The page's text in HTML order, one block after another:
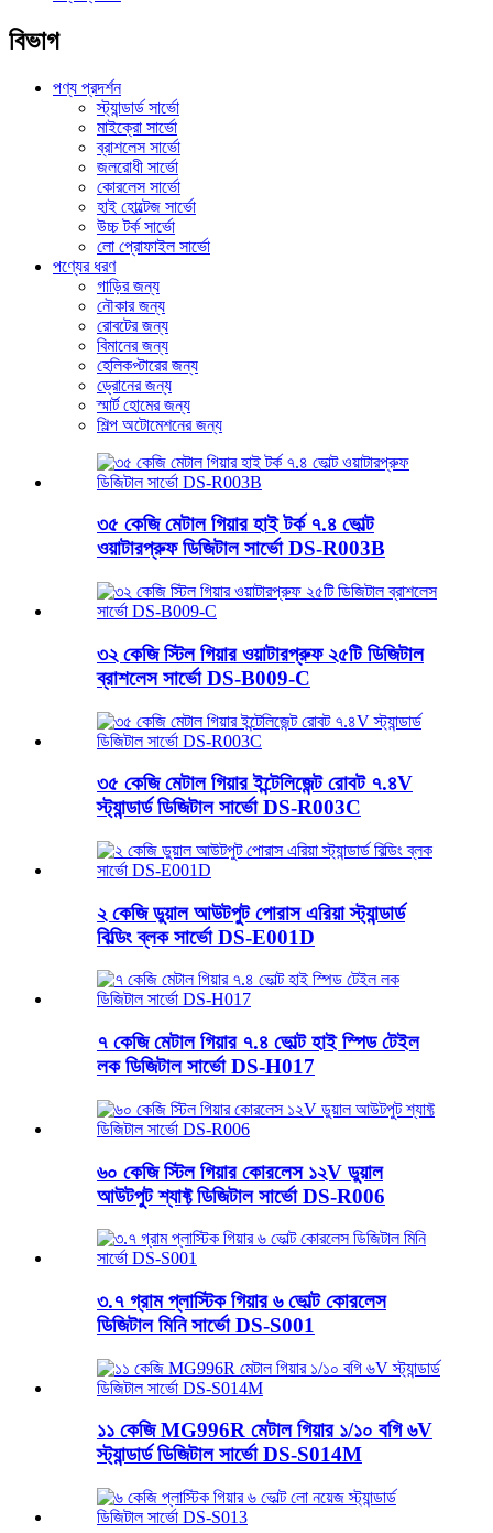
বিভাগ
পণ্য প্রদর্শন
স্ট্যান্ডার্ড সার্ভো
মাইক্রো সার্ভো
ব্রাশলেস সার্ভো
জলরোধী সার্ভো
কোরলেস সার্ভো
হাই হোল্টেজ সার্ভো
উচ্চ টর্ক সার্ভো
লো প্রোফাইল সার্ভো
পণ্যের ধরণ
গাড়ির জন্য
নৌকার জন্য
রোবটের জন্য
বিমানের জন্য
হেলিকপ্টারের জন্য
ড্রোনের জন্য
স্মার্ট হোমের জন্য
শিল্প অটোমেশনের জন্য
৩৫ কেজি মেটাল গিয়ার হাই টর্ক ৭.৪ ভোল্ট
ওয়াটারপ্রুফ ডিজিটাল সার্ভো DS-R003B
৩২ কেজি স্টিল গিয়ার ওয়াটারপ্রুফ ২৫টি ডিজিটাল
ব্রাশলেস সার্ভো DS-B009-C
৩৫ কেজি মেটাল গিয়ার ইন্টেলিজেন্ট রোবট ৭.৪V
স্ট্যান্ডার্ড ডিজিটাল সার্ভো DS-R003C
২ কেজি ডুয়াল আউটপুট পোরাস এরিয়া স্ট্যান্ডার্ড
বিল্ডিং ব্লক সার্ভো DS-E001D
৭ কেজি মেটাল গিয়ার ৭.৪ ভোল্ট হাই স্পিড টেইল
লক ডিজিটাল সার্ভো DS-H017
৬০ কেজি স্টিল গিয়ার কোরলেস ১২V ডুয়াল
আউটপুট শ্যাফ্ট ডিজিটাল সার্ভো DS-R006
৩.৭ গ্রাম প্লাস্টিক গিয়ার ৬ ভোল্ট কোরলেস
ডিজিটাল মিনি সার্ভো DS-S001
১১ কেজি MG996R মেটাল গিয়ার ১/১০ বগি ৬V
স্ট্যান্ডার্ড ডিজিটাল সার্ভো DS-S014M